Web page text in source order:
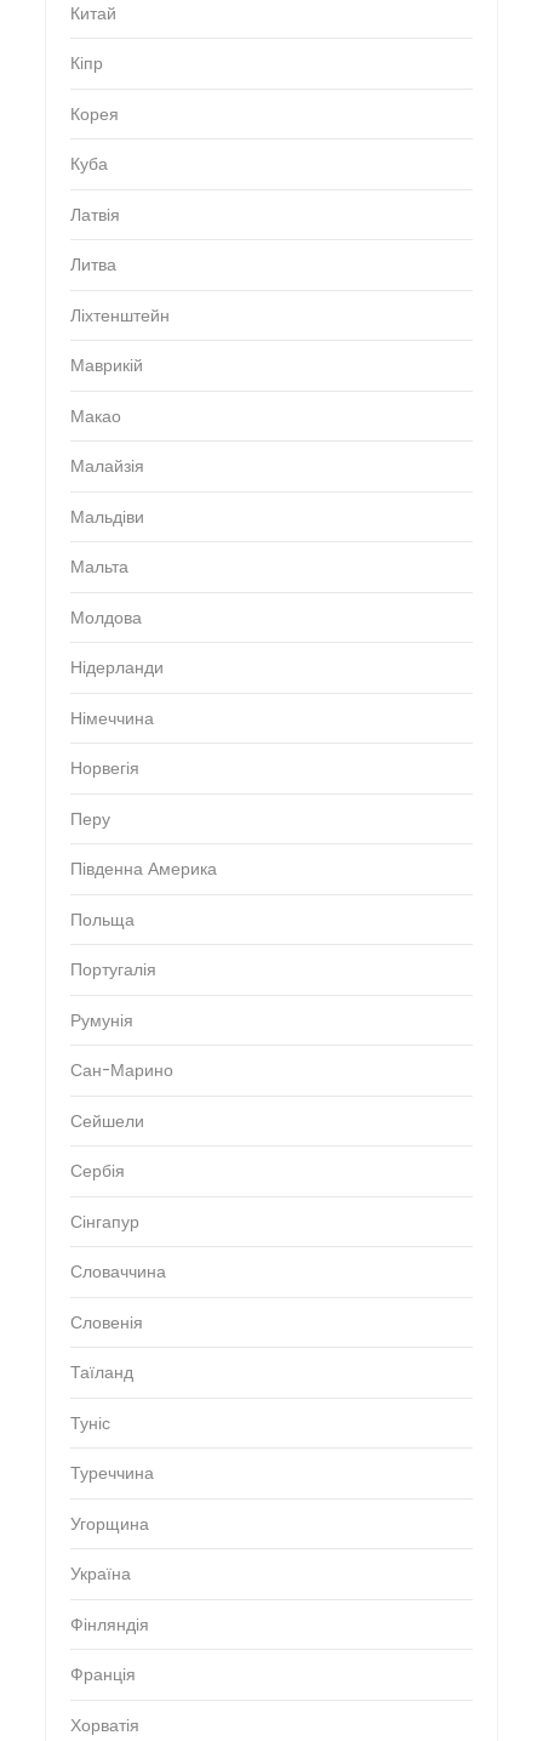
Китай
Кіпр
Корея
Куба
Латвія
Литва
Ліхтенштейн
Маврикій
Макао
Малайзія
Мальдіви
Мальта
Молдова
Нідерланди
Німеччина
Норвегія
Перу
Південна Америка
Польща
Португалія
Румунія
Сан-Марино
Сейшели
Сербія
Сінгапур
Словаччина
Словенія
Таїланд
Туніс
Туреччина
Угорщина
Україна
Фінляндія
Франція
Хорватія